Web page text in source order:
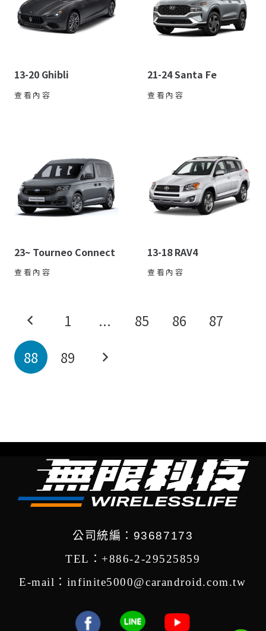
13-20 Ghibli
查看內容
21-24 Santa Fe
查看內容
23~ Tourneo Connect
查看內容
13-18 RAV4
查看內容
1 ... 85 86
87
88
89
公司統編：93687173
TEL：+886-2-29525859
E-mail：infinite5000@carandroid.com.tw